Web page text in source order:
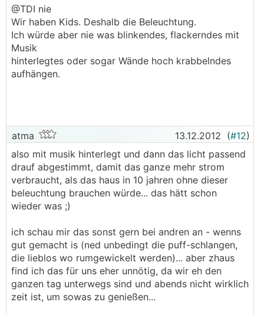
@TDI nie
Wir haben Kids. Deshalb die Beleuchtung.
Ich würde aber nie was blinkendes, flackerndes mit
Musik
hinterlegtes oder sogar Wände hoch krabbelndes
aufhängen.
atma 13.12.2012 (#12)
also mit musik hinterlegt und dann das licht passend
drauf abgestimmt, damit das ganze mehr strom
verbraucht, als das haus in 10 jahren ohne dieser
beleuchtung brauchen würde... das hätt schon
wieder was ;)
ich schau mir das sonst gern bei andren an - wenns
gut gemacht is (ned unbedingt die puff-schlangen,
die lieblos wo rumgewickelt werden)... aber zhaus
find ich das für uns eher unnötig, da wir eh den
ganzen tag unterwegs sind und abends nicht wirklich
zeit ist, um sowas zu genießen...